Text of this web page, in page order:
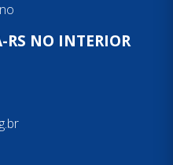
RS NO INTERIOR